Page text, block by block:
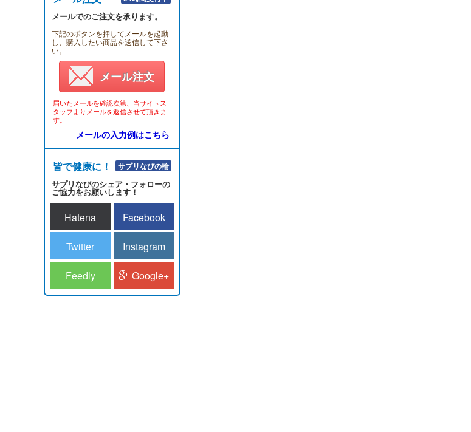
メールでのご注文を承ります。
下記のボタンを押してメールを起動
し、購入したい商品を送信して下さ
い。
メール注文
届いたメールを確認次第、当サイトス
タッフよりメールを返信させて頂きま
す。
メールの入力例はこちら
皆で健康に！！サプリなびの輪
サプリなびのシェア・フォローの
ご協力をお願いします！
Hatena Facebook
Twitter Instagram
Feedly Google+